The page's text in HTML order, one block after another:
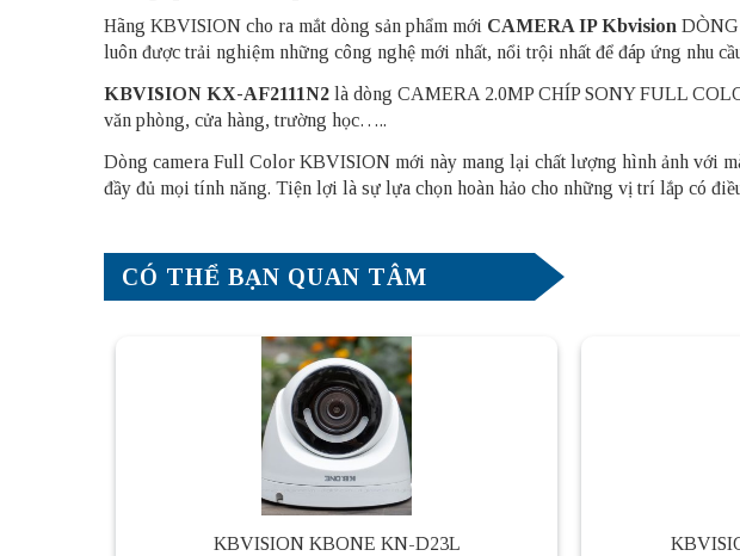
Hãng KBVISION cho ra mắt dòng sản phẩm mới CAMERA IP Kbvision DÒNG
luôn được trải nghiệm những công nghệ mới nhất, nổi trội nhất để đáp ứng nhu
KBVISION KX-AF2111N2 là dòng CAMERA 2.0MP CHÍP SONY FULL
văn phòng, cửa hàng, trường học…..
Dòng camera Full Color KBVISION mới này mang lại chất lượng hình ảnh với
đầy đủ mọi tính năng. Tiện lợi là sự lựa chọn hoàn hảo cho những vị trí lắp có
CÓ THỂ BẠN QUAN TÂM
KBVISION KBONE KN-D23L